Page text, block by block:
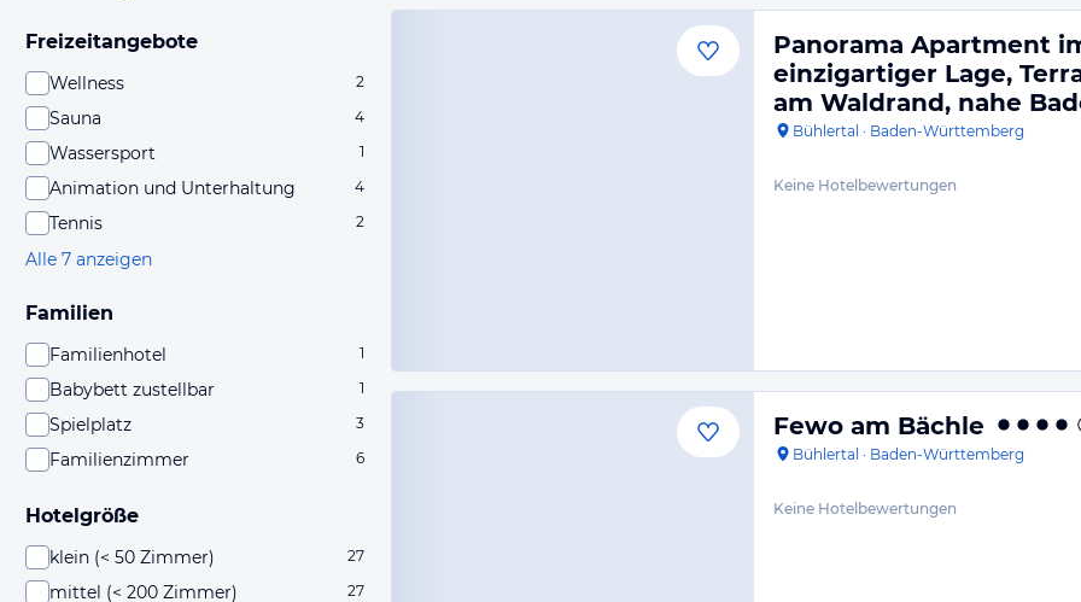
Freizeitangebote
Wellness 2
Sauna 4
Wassersport 1
Animation und Unterhaltung 4
Tennis 2
Alle 7 anzeigen
Familien
Familienhotel 1
Babybett zustellbar 1
Spielplatz 3
Familienzimmer 6
Hotelgröße
klein (< 50 Zimmer) 27
mittel (< 200 Zimmer) 27
Panorama Apartment
einzigartiger Lage,
am Waldrand, nahe
Bühlertal · Baden-Württemberg
Keine Hotelbewertungen
Fewo am Bächle
Bühlertal · Baden-Württemberg
Keine Hotelbewertungen